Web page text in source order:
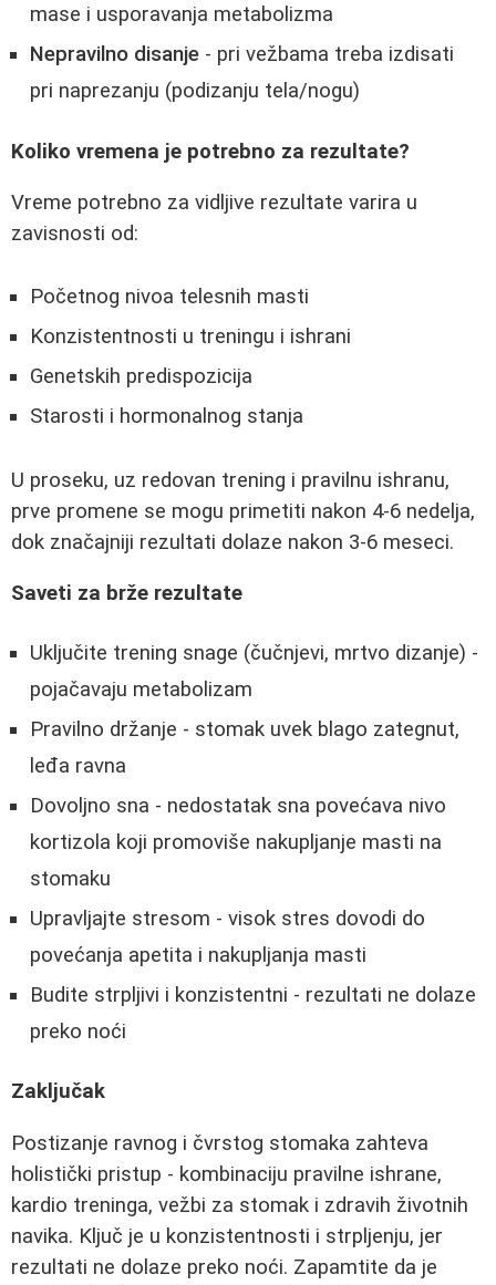
mase i usporavanja metabolizma
Nepravilno disanje - pri vežbama treba izdisati
pri naprezanju (podizanju tela/nogu)
Koliko vremena je potrebno za rezultate?
Vreme potrebno za vidljive rezultate varira u
zavisnosti od:
Početnog nivoa telesnih masti
Konzistentnosti u treningu i ishrani
Genetskih predispozicija
Starosti i hormonalnog stanja
U proseku, uz redovan trening i pravilnu ishranu,
prve promene se mogu primetiti nakon 4-6 nedelja,
dok značajniji rezultati dolaze nakon 3-6 meseci.
Saveti za brže rezultate
Uključite trening snage (čučnjevi, mrtvo dizanje) -
pojačavaju metabolizam
Pravilno držanje - stomak uvek blago zategnut,
leđa ravna
Dovoljno sna - nedostatak sna povećava nivo
kortizola koji promoviše nakupljanje masti na
stomaku
Upravljajte stresom - visok stres dovodi do
povećanja apetita i nakupljanja masti
Budite strpljivi i konzistentni - rezultati ne dolaze
preko noći
Zaključak
Postizanje ravnog i čvrstog stomaka zahteva
holistički pristup - kombinaciju pravilne ishrane,
kardio treninga, vežbi za stomak i zdravih životnih
navika. Ključ je u konzistentnosti i strpljenju, jer
rezultati ne dolaze preko noći. Zapamtite da je